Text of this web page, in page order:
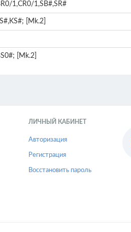
1,CR0/1,SB#,SR#
[Mk.2]
[Mk.2]
ЛИЧНЫЙ КАБИНЕТ
Авторизация
Регистрация
Восстановить пароль